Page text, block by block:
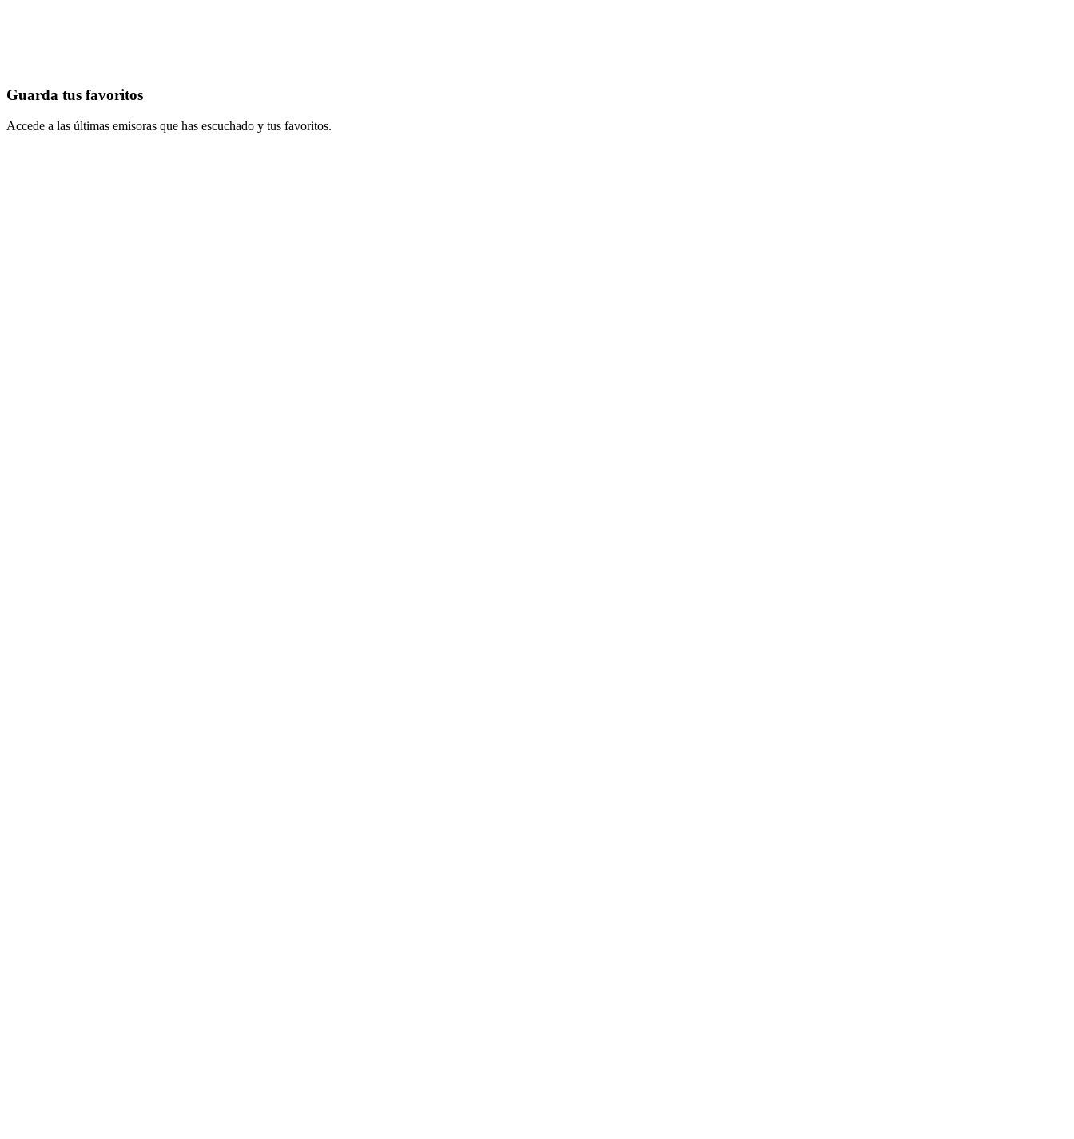
Guarda tus favoritos
Accede a las últimas emisoras que has escuchado y tus favoritos.